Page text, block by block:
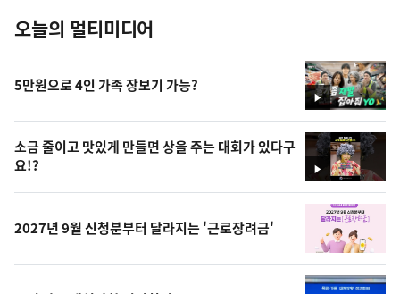
오늘의 멀티미디어
영
상
5만원으로 4인 가족 장보기 가능?
영
상
소금 줄이고 맛있게 만들면 상을 주는 대회가 있다구
요!?
2027년 9월 신청분부터 달라지는 '근로장려금'